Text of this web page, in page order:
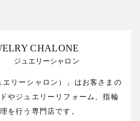
CHALONE
ジュエリーシャロン
リーシャロン）」はお客さまの
やジュエリーリフォーム、指輪
を行う専門店です。